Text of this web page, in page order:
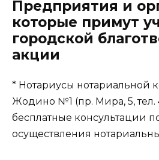
Предприятия и
которые примут
городской
акции
* Нотариусы нотариальной
Жодино №1 (пр. Мира, 5, тел.
бесплатные консультации
осуществления